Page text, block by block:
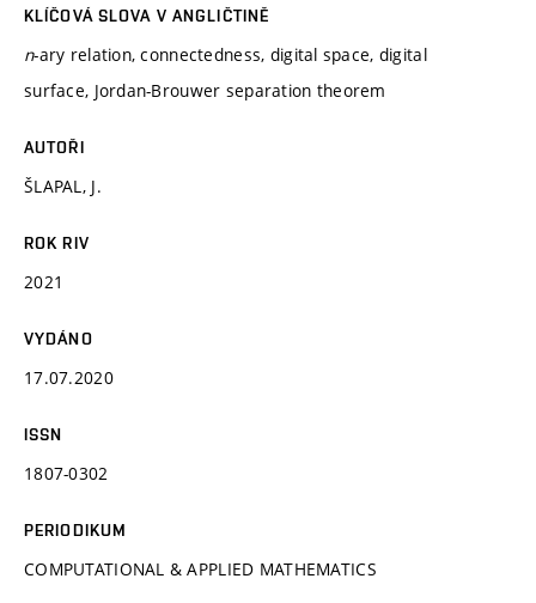
KLÍČOVÁ SLOVA V ANGLIČTINĚ
n-ary relation, connectedness, digital space, digital
surface, Jordan-Brouwer separation theorem
AUTOŘI
ŠLAPAL, J.
ROK RIV
2021
VYDÁNO
17.07.2020
ISSN
1807-0302
PERIODIKUM
COMPUTATIONAL & APPLIED MATHEMATICS